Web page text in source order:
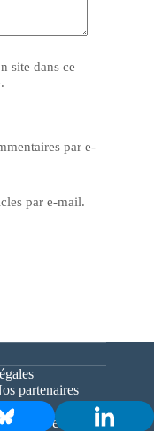
site dans ce
par e-
par e-mail.
partenaires
Web